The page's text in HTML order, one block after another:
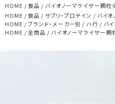
HOME 食品
バイオノーマライザー顆
HOME
食品 サプリ・プロテイン
バイ
HOME
ブランド・メーカー別 ハ行 バ
HOME
全商品 バイオノーマライザー